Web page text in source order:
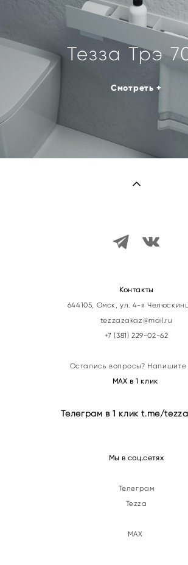
Тезза Трэ
Смотреть +
Контакты
644105, Омск, ул. 4-я
tezzazakaz@mail.ru
+7 (381) 229-02-62
Остались вопросы? Напишите
МАХ в 1 клик
Телеграм в 1 клик t.me/
Мы в соц.сетях
Телеграм
Tezza
МАХ